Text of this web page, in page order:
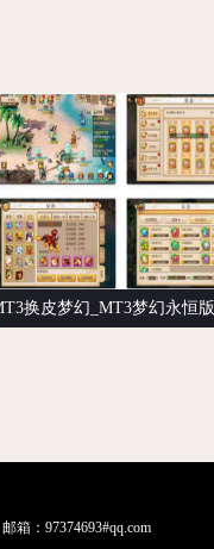
箱：97374693#qq.com